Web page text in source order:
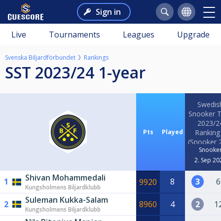
Sign in
Live Tournaments Leagues Upgrade
Svenska Biljardförbundet Rankings
SST 2023/24 1-year
Pts Played
Snooker
2023/
(Snooker
2. Sep
1 Shivan Mohammedali
Kungsholmens Biljardklubb 9920 8 3
2 Suleman Kukka-Salam
Kungsholmens Biljardklubb 8960 4 2